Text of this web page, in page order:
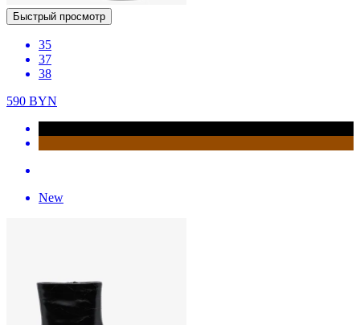
Быстрый просмотр
35
37
38
590 BYN
New